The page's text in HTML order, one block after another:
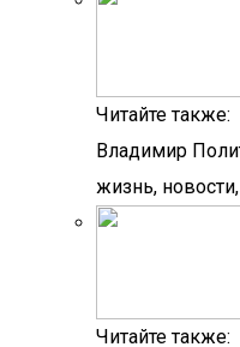
Читайте также:
Владимир
жизнь,
Читайте также: